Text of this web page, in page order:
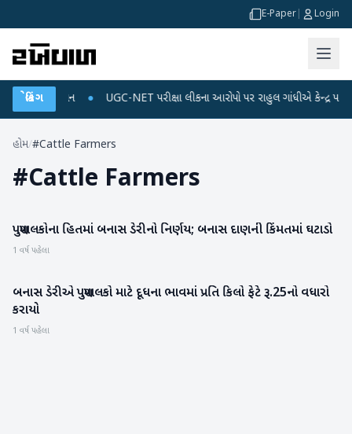
E-Paper Login
બ્રેકિંગ
ડેટા પ્લાન ● UGC-NET પરીક્ષા લીકના આરોપો પર રાહુલ ગાંધીએ કેન્દ્ર પર
હોમ/#Cattle Farmers
#Cattle Farmers
બનાસકાંઠા
પશુપાલકોના હિતમાં બનાસ ડેરીનો નિર્ણય; બનાસ દાણની કિંમતમાં ઘટાડો
1 વર્ષ પહેલા
બનાસકાંઠા
બનાસ ડેરીએ પશુપાલકો માટે દૂધના ભાવમાં પ્રતિ કિલો ફેટે રૂ.25નો વધારો
કરાયો
1 વર્ષ પહેલા